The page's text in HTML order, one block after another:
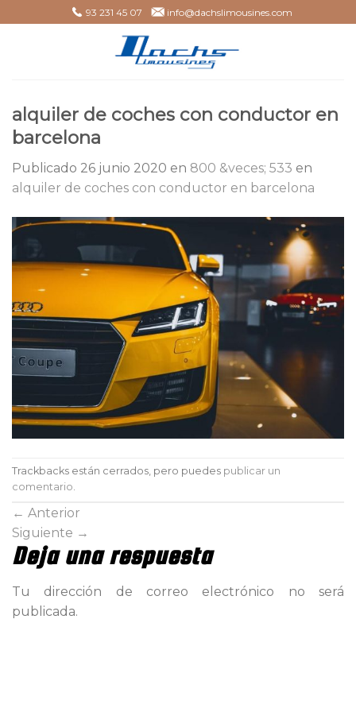
93 231 45 07 info@dachslimousines.com
alquiler de coches con conductor en
barcelona
Publicado 26 junio 2020 en 800 &veces; 533 en
alquiler de coches con conductor en barcelona
Trackbacks están cerrados, pero puedes publicar un
comentario.
← Anterior
Siguiente →
Deja una respuesta
Tu dirección de correo electrónico no será
publicada.